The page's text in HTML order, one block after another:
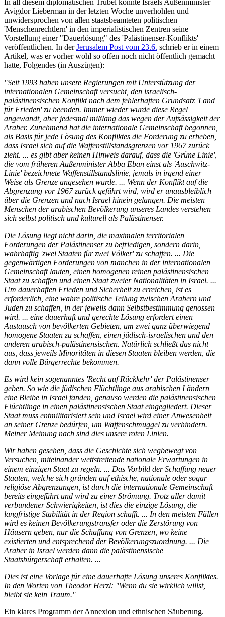
Avigdor Lieberman in der letzten Woche unverhohlen und
unwidersprochen von allen staatsbeamteten politischen
'Menschenrechtlern' in den imperialistischen Zentren seine
Vorstellung einer "Dauerlösung" des 'Palästinenser-Konflikts'
veröffentlichen. In derJerusalem Post vom 23.6. schrieb er in einem
Artikel, was er vorher wohl so offen noch nicht öffentlich gemacht
hatte, Folgendes (in Auszügen):
"Seit 1993 haben unsere Regierungen mit Unterstützung der
internationalen Gemeinschaft versucht, den israelisch-
palästinensischen Konflikt nach dem fehlerhaften Grundsatz 'Land
für Frieden' zu beenden. Immer wieder wurde diese Regel
angewandt, aber jedesmal mißlang das wegen der Aufsässigkeit der
Araber. Zunehmend hat die internationale Gemeinschaft begonnen,
als Basis für jede Lösung des Konfliktes die Forderung zu erheben,
dass Israel sich auf die Waffenstillstandsgrenzen vor 1967 zurück
zieht. ... es gibt aber keinen Hinweis darauf, dass die 'Grüne Linie',
die vom früheren Außenminister Abba Eban einst als 'Auschwitz-
Linie' bezeichnete Waffenstillstandslinie, jemals in irgend einer
Weise als Grenze angesehen wurde. ... Wenn der Konflikt auf die
Abgrenzung vor 1967 zurück geführt wird, wird er unausbleiblich
über die Grenzen und nach Israel hinein gelangen. Die meisten
Menschen der arabischen Bevölkerung unseres Landes verstehen
sich selbst politisch und kulturell als Palästinenser.
Die Lösung liegt nicht darin, die maximalen territorialen
Forderungen der Palästinenser zu befriedigen, sondern darin,
wahrhaftig 'zwei Staaten für zwei Völker' zu schaffen. ... Die
gegenwärtigen Forderungen von manchen in der internationalen
Gemeinschaft lauten, einen homogenen reinen palästinensischen
Staat zu schaffen und einen Staat zweier Nationalitäten in Israel. ...
Um dauerhaften Frieden und Sicherheit zu erreichen, ist es
erforderlich, eine wahre politische Teilung zwischen Arabern und
Juden zu schaffen, in der jeweils dann Selbstbestimmung genossen
wird. ... eine dauerhaft und gerechte Lösung erfordert einen
Austausch von bevölkerten Gebieten, um zwei ganz überwiegend
homogene Staaten zu schaffen, einen jüdisch-israelischen und den
anderen arabisch-palästinensischen. Natürlich schließt das nicht
aus, dass jeweils Minoritäten in diesen Staaten bleiben werden, die
dann volle Bürgerrechte bekommen.
Es wird kein sogenanntes 'Recht auf Rückkehr' der Palästinenser
geben. So wie die jüdischen Flüchtlinge aus arabischen Ländern
eine Bleibe in Israel fanden, genauso werden die palästinensischen
Flüchtlinge in einen palästinensischen Staat eingegliedert. Dieser
Staat muss entmilitarisiert sein und Israel wird einer Anwesenheit
an seiner Grenze bedürfen, um Waffenschmuggel zu verhindern.
Meiner Meinung nach sind dies unsere roten Linien.
Wir haben gesehen, dass die Geschichte sich wegbewegt von
Versuchen, miteinander wettstreitende nationale Erwartungen in
einem einzigen Staat zu regeln. ... Das Vorbild der Schaffung neuer
Staaten, welche sich gründen auf ethische, nationale oder sogar
religiöse Abgrenzungen, ist durch die internationale Gemeinschaft
bereits eingeführt und wird zu einer Strömung. Trotz aller damit
verbundener Schwierigkeiten, ist dies die einzige Lösung, die
langfristige Stabilität in der Region schafft. ... In den meisten Fällen
wird es keinen Bevölkerungstransfer oder die Zerstörung von
Häusern geben, nur die Schaffung von Grenzen, wo keine
existierten und entsprechend der Bevölkerungszuordnung. ... Die
Araber in Israel werden dann die palästinensische
Staatsbürgerschaft erhalten. ...
Dies ist eine Vorlage für eine dauerhafte Lösung unseres Konfliktes.
In den Worten von Theodor Herzl: "Wenn du sie wirklich willst,
bleibt sie kein Traum."
Ein klares Programm der Annexion und ethnischen Säuberung.